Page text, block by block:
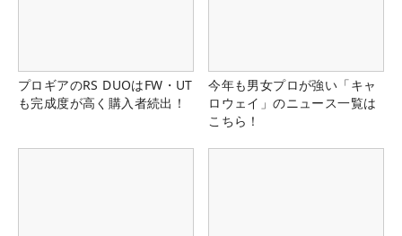
プロギアのRS DUOはFW・UT
も完成度が高く購入者続出！
今年も男女プロが強い「キャ
ロウェイ」のニュース一覧は
こちら！